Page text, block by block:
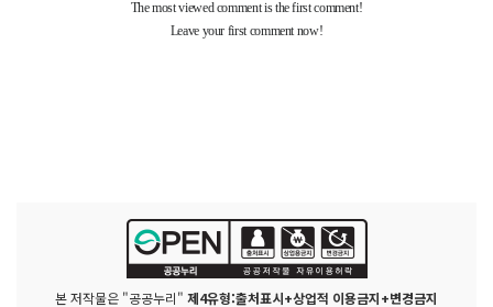
본 저작물은 "공공누리" 제4유형:출처표시+상업적 이용금지+변경금지